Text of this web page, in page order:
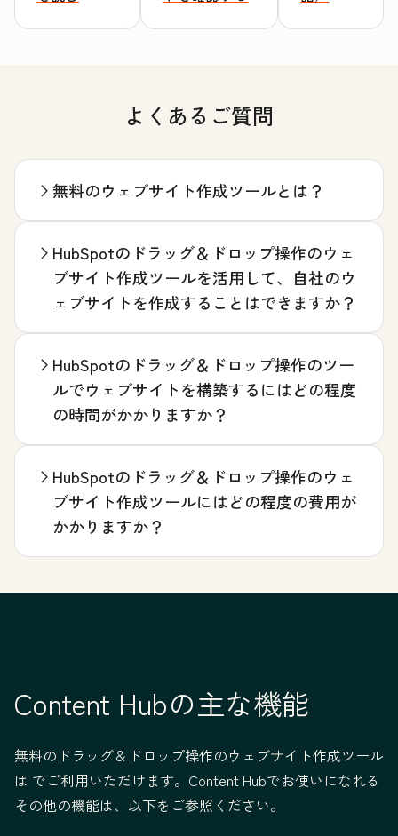
よくあるご質問
無料のウェブサイト作成ツールとは？
HubSpotのドラッグ＆ドロップ操作のウェ
ブサイト作成ツールを活用して、自社のウ
ェブサイトを作成することはできますか？
HubSpotのドラッグ＆ドロップ操作のツー
ルでウェブサイトを構築するにはどの程度
の時間がかかりますか？
HubSpotのドラッグ＆ドロップ操作のウェ
ブサイト作成ツールにはどの程度の費用が
かかりますか？
Content Hubの主な機能
無料のドラッグ＆ドロップ操作のウェブサイト作成ツール
は でご利用いただけます。Content Hubでお使いになれる
その他の機能は、以下をご参照ください。